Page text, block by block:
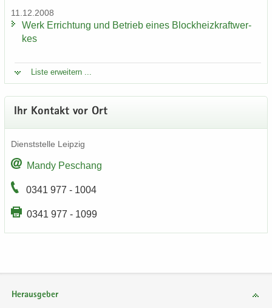
11.12.2008
Werk Er­rich­tung und Be­trieb eines Block­heiz­kraft­wer­
kes
Liste er­wei­tern ...
Ihr Kon­takt vor Ort
Dienst­stel­le Leip­zig
Mandy Peschang
0341 977 - 1004
0341 977 - 1099
Herausgeber